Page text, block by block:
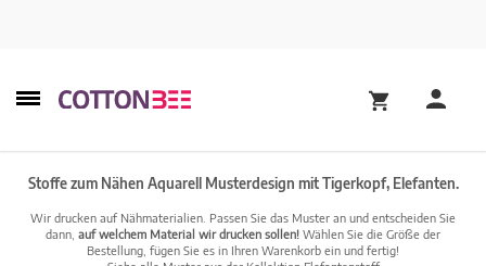
Stoffe zum Nähen Aquarell Musterdesign mit Tigerkopf, Elefanten.
Wir drucken auf Nähmaterialien. Passen Sie das Muster an und entscheiden Sie
dann, auf welchem Material wir drucken sollen! Wählen Sie die Größe der
Bestellung, fügen Sie es in Ihren Warenkorb ein und fertig!